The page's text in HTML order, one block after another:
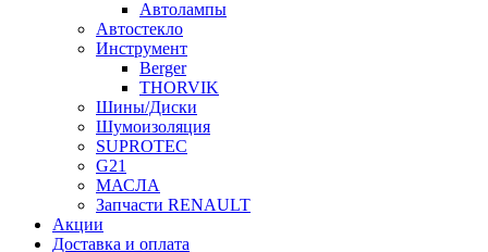
Автолампы
Автостекло
Инструмент
Berger
THORVIK
Шины/Диски
Шумоизоляция
SUPROTEC
G21
МАСЛА
Запчасти RENAULT
Акции
Доставка и оплата